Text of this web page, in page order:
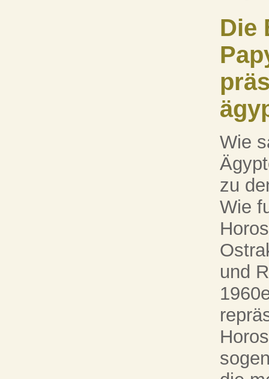
Die
Wie
zu
Wie
und